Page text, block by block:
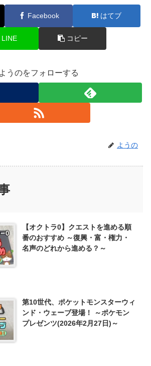
Facebook はてブ
LINE コピー
ようのをフォローする
ようの
【オクトラ0】クエストを進める順
番のおすすめ ～復興・富・権力・
名声のどれから進める？～
第10世代、ポケットモンスターウィ
ンド・ウェーブ登場！ ～ポケモン
プレゼンツ(2026年2月27日)～